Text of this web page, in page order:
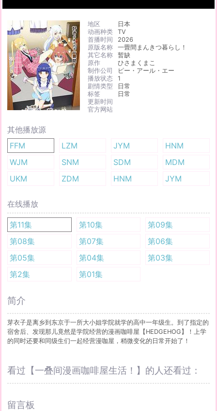
地区
日本
动画种类
TV
首播时间
2026
原版名称
一畳間まんきつ暮らし！
其它名称
暂缺
原作
ひさまくまこ
制作公司
ピー・アール・エー
播放状态
1
剧情类型
日常
标签
日常
更新时间
官方网站
其他播放源
FFM
LZM JYM
HNM
WJM
SNM SDM
MDM
UKM
ZDM HNM JYM
在线播放
第11集 第10集
第09集
第08集
第07集
第06集
第05集
第04集
第03集
第2集
第01集
简介
芽衣子是离乡到东京于一所大小姐学院就学的高中一年级生。到了指定的
宿舍后、发现那儿竟然是学院经营的漫画咖啡屋【HEDGEHOG】！上学
的同时还要和同级生们一起经营漫咖屋，稍微变化的日常开始了！
看过【一叠间漫画咖啡屋生活！】的人还看过：
留言板